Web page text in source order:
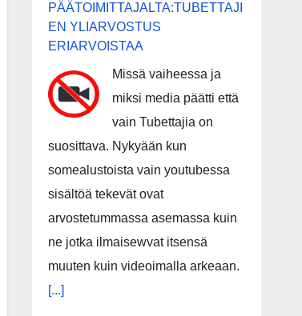
PÄÄTOIMITTAJALTA:TUBETTAJI
EN YLIARVOSTUS
ERIARVOISTAA
Missä vaiheessa ja
miksi media päätti että
vain Tubettajia on
suosittava. Nykyään kun
somealustoista vain youtubessa
sisältöä tekevät ovat
arvostetummassa asemassa kuin
ne jotka ilmaisewvat itsensä
muuten kuin videoimalla arkeaan.
[...]